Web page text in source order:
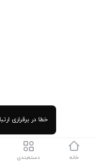
خانه دسته‌بندی
خطا در برقراری